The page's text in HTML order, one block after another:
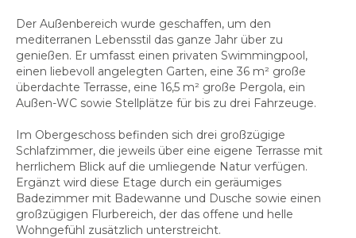
Der Außenbereich wurde geschaffen, um den
mediterranen Lebensstil das ganze Jahr über zu
genießen. Er umfasst einen privaten Swimmingpool,
einen liebevoll angelegten Garten, eine 36 m² große
überdachte Terrasse, eine 16,5 m² große Pergola, ein
Außen-WC sowie Stellplätze für bis zu drei Fahrzeuge.
Im Obergeschoss befinden sich drei großzügige
Schlafzimmer, die jeweils über eine eigene Terrasse mit
herrlichem Blick auf die umliegende Natur verfügen.
Ergänzt wird diese Etage durch ein geräumiges
Badezimmer mit Badewanne und Dusche sowie einen
großzügigen Flurbereich, der das offene und helle
Wohngefühl zusätzlich unterstreicht.